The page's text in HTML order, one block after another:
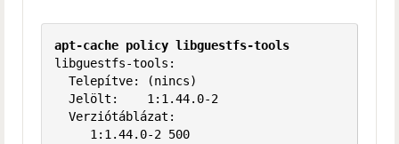
apt-cache policy libguestfs-tools
libguestfs-tools: